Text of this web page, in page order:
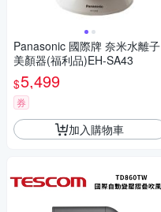
Panasonic 國際牌 奈米水離子
美顏器(福利品)EH-SA43
$5,499
券
加入購物車